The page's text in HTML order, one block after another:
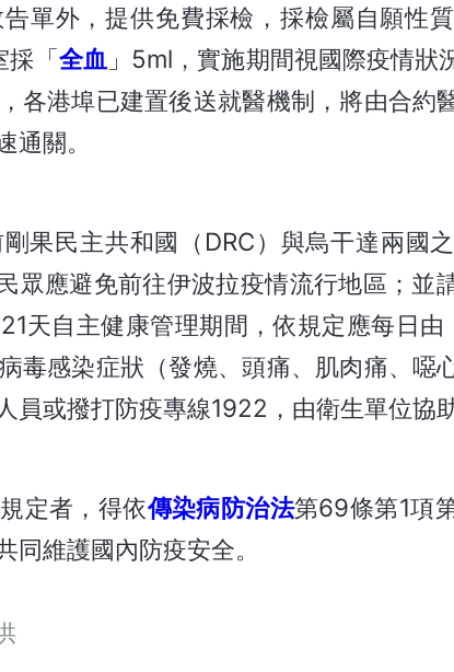
單外，提供免費採檢，採檢屬自願性
採「全血 」5ml，實施期間視國際疫情
各港埠已建置後送就醫機制，將由合約
通關。
果民主共和國（DRC）與烏干達兩國
眾應避免前往伊波拉疫情流行地區；並
天自主健康管理期間，依規定應每日
毒感染症狀（發燒、頭痛、肌肉痛、噁
員或撥打防疫專線1922，由衛生單位協助
定者，得依傳染病防治法第69條第1項
同維護國內防疫安全。